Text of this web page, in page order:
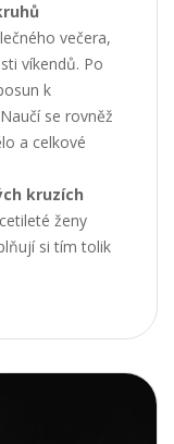
večera,
víkendů. Po
k
se rovněž
a celkové
kruzích
ženy
si tím tolik